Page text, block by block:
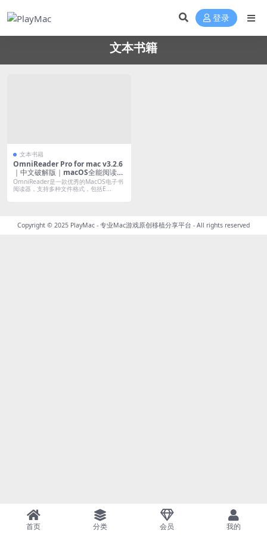
登录
文本书籍
文本书籍
OmniReader Pro for mac v3.2.6
｜中文破解版｜macOS全能阅读工
具
OmniReader是一款优秀的MacOS电子书
阅读器，支持多种文件格式，包括E...
Copyright © 2025 PlayMac - 专业Mac游戏原创移植分享平台 - All rights reserved
首页 分类 会员 我的